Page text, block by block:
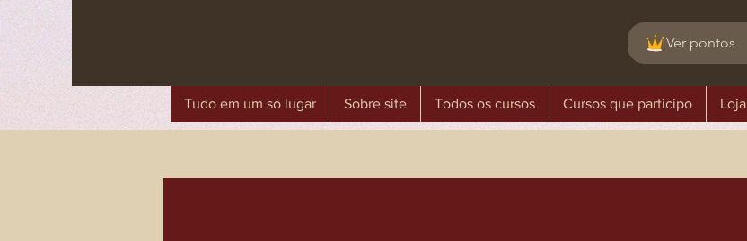
Ver pontos
Tudo em um só lugar Sobre site Todos os cursos Cursos que participo Loja